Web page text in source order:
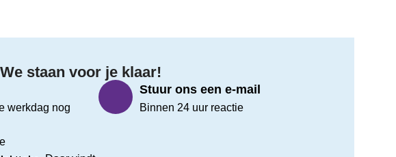
staan voor je klaar!
werkdag nog
Stuur ons een e-mail
Binnen 24 uur reactie